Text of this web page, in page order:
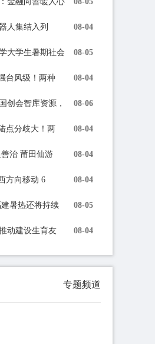
人集结入列 08-04
大学生暑期社会 08-05
台风级！两种 08-04
创会智库资源， 08-06
点分歧大！两 08-04
治 莆田仙游 08-04
方向移动 6 08-04
暑热还将持续 08-05
动建设生育友 08-04
专题频道